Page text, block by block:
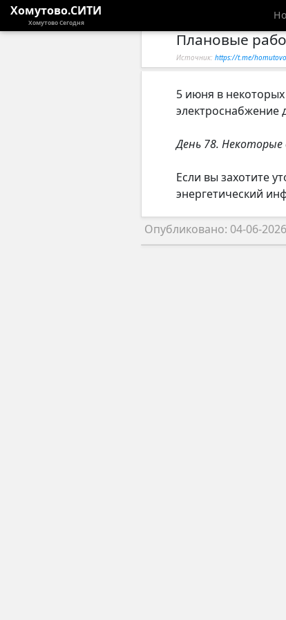
Хомутово.СИТИ
Хомутово Сегодня
Плановые
Источник: https://t.me/
5 июня в
электроснабжение
День 78. Некоторые
Если вы захотите
энергетический
Опубликовано: 04-06-